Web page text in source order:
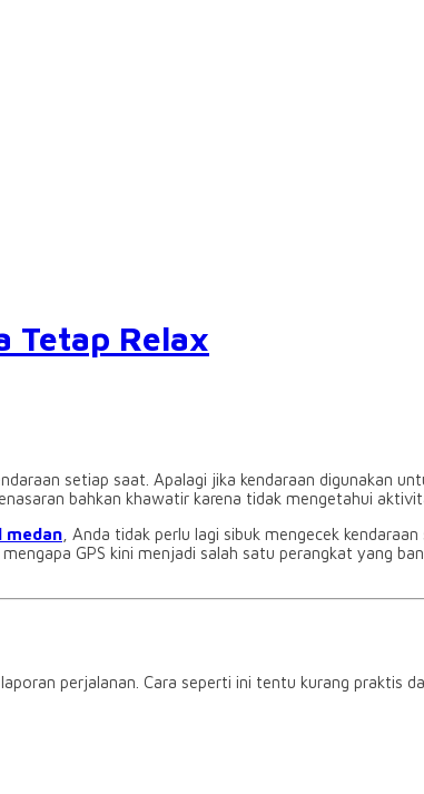
Tetap Relax
setiap saat. Apalagi jika kendaraan digunakan
bahkan khawatir karena tidak mengetahui
medan , Anda tidak perlu lagi sibuk mengecek
GPS kini menjadi salah satu perangkat yang
perjalanan. Cara seperti ini tentu kurang praktis